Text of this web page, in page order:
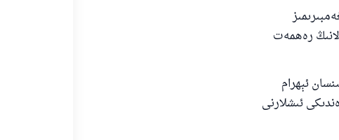
رەھمەت
ئېھرام
ئىشلارنى